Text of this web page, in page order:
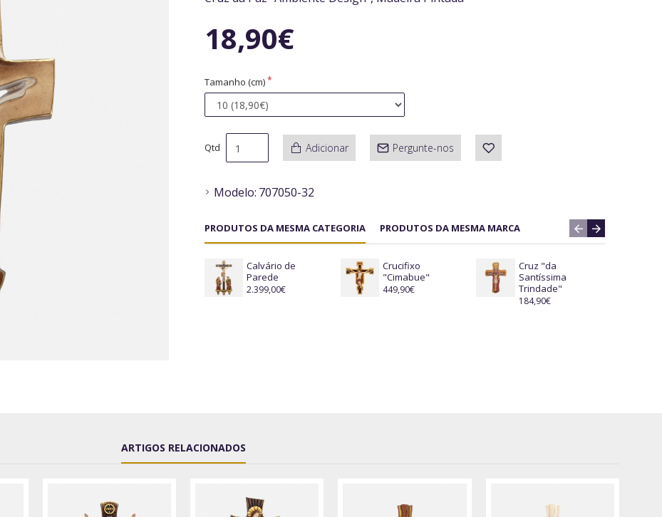
Modelo: 707050-32
18,90€
Tamanho (cm)
Qtd Adicionar Pergunte-nos
PRODUTOS DA MESMA CATEGORIA PRODUTOS DA MESMA MARCA
Calvário de
Parede
2.399,00€
Crucifixo
"Cimabue"
449,90€
Cruz "da
Santíssima
Trindade"
184,90€
ARTIGOS RELACIONADOS